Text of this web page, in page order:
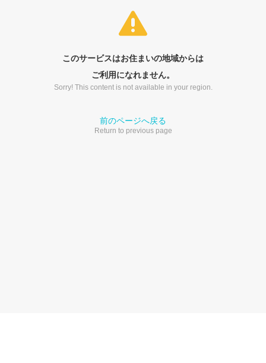
このサービスはお住まいの地域からは
ご利用になれません。
Sorry! This content is not available in your region.
前のページへ戻る
Return to previous page